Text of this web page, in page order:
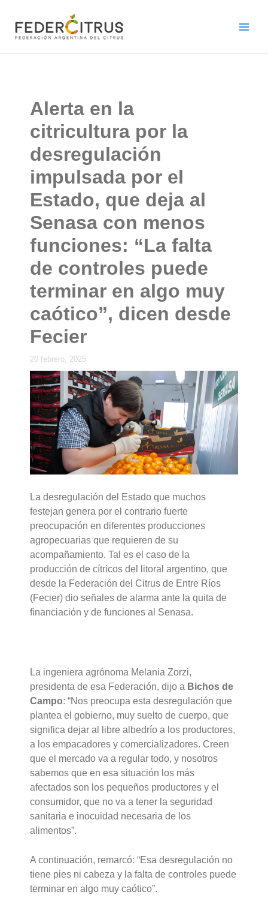
contenido
Alerta en la
citricultura por la
desregulación
impulsada por el
Estado, que deja al
Senasa con menos
funciones: “La falta
de controles puede
terminar en algo muy
caótico”, dicen desde
Fecier
20 febrero, 2025
La desregulación del Estado que muchos
festejan genera por el contrario fuerte
preocupación en diferentes producciones
agropecuarias que requieren de su
acompañamiento. Tal es el caso de la
producción de cítricos del litoral argentino, que
desde la Federación del Citrus de Entre Ríos
(Fecier) dio señales de alarma ante la quita de
financiación y de funciones al Senasa.
La ingeniera agrónoma Melania Zorzi,
presidenta de esa Federación, dijo a Bichos de
Campo: “Nos preocupa esta desregulación que
plantea el gobierno, muy suelto de cuerpo, que
significa dejar al libre albedrío a los productores,
a los empacadores y comercializadores. Creen
que el mercado va a regular todo, y nosotros
sabemos que en esa situación los más
afectados son los pequeños productores y el
consumidor, que no va a tener la seguridad
sanitaria e inocuidad necesaria de los
alimentos”.
A continuación, remarcó: “Esa desregulación no
tiene pies ni cabeza y la falta de controles puede
terminar en algo muy caótico”.